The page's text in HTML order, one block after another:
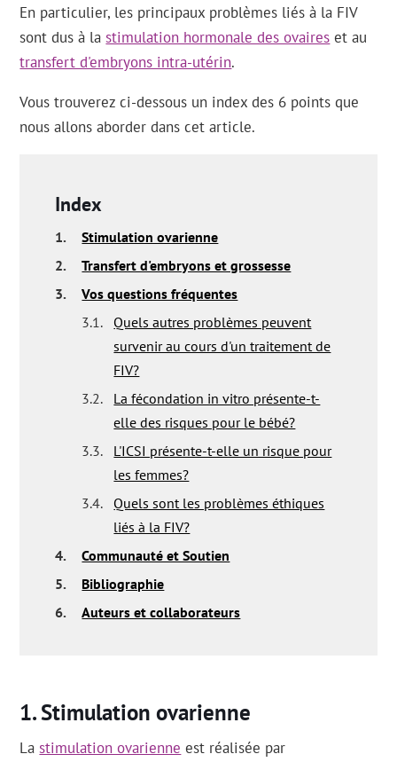
En particulier, les principaux problèmes liés à la FIV
sont dus à lastimulation hormonale des ovaires et au
transfert d'embryons intra-utérin.
Vous trouverez ci-dessous un index des 6 points que
nous allons aborder dans cet article.
Index
1.
Stimulation ovarienne
2.
Transfert d'embryons et grossesse
3.
Vos questions fréquentes
3.1.
Quels autres problèmes peuvent
survenir au cours d'un traitement de
FIV?
3.2.
La fécondation in vitro présente-t-
elle des risques pour le bébé?
3.3.
L'ICSI présente-t-elle un risque pour
les femmes?
3.4.
Quels sont les problèmes éthiques
liés à la FIV?
4.
Communauté et Soutien
5.
Bibliographie
6.
Auteurs et collaborateurs
Stimulation ovarienne
Lastimulation ovarienne est réalisée par